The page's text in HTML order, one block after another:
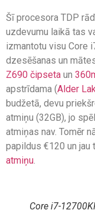
Šī procesora TDP
uzdevumu laikā tas
izmantotu visu Core
dzesēšanas un
Z690 čipseta un 360
apstrīdama (Alder
budžetā, devu
atmiņu (32GB), jo
atmiņas nav. Tomēr
papildus €120 un jau
atmiņu.
Core i7-